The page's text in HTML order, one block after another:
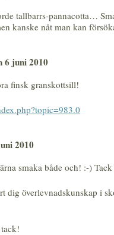
tallbarrs-pannacotta…
kanske nåt man kan
6 juni 2010
finsk granskottsill!
2010
smaka både och! :-)
dig överlevnadskunskap i